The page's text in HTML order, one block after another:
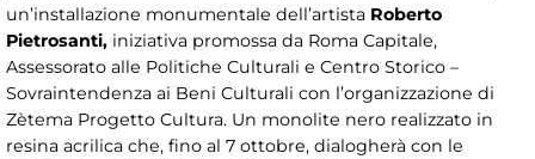
un’installazione monumentale dell’artista Roberto
Pietrosanti, iniziativa promossa da Roma Capitale,
Assessorato alle Politiche Culturali e Centro Storico –
Sovraintendenza ai Beni Culturali con l’organizzazione di
Zètema Progetto Cultura. Un monolite nero realizzato in
resina acrilica che, fino al 7 ottobre, dialogherà con le